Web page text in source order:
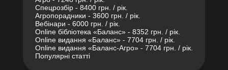
Спецрозбір - 8400 грн. / рік.
Агропорадники - 3600 грн. / рік.
Вебінари - 6000 грн. / рік.
Online бібліотека «Баланс» - 8352 грн. / рік.
Online видання «Баланс» - 7704 грн. / рік.
Online видання «Баланс-Агро» - 7704 грн. / рік.
Популярні статті